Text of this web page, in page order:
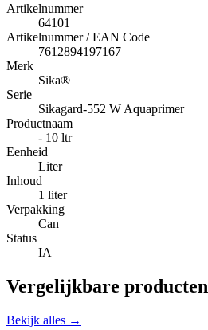
Artikelnummer
64101
Artikelnummer / EAN Code
7612894197167
Merk
Sika®
Serie
Sikagard-552 W Aquaprimer
Productnaam
- 10 ltr
Eenheid
Liter
Inhoud
1 liter
Verpakking
Can
Status
IA
Vergelijkbare producten
Bekijk alles →